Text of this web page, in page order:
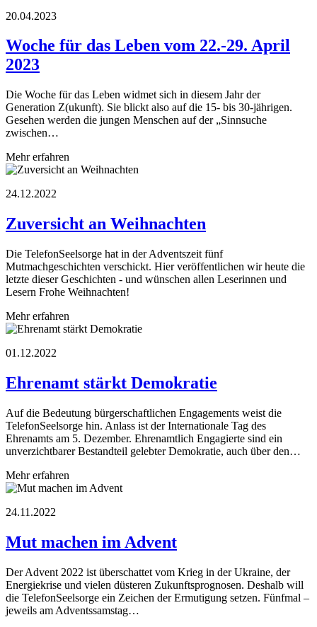
20.04.2023
Woche für das Leben vom 22.-29. April
2023
Die Woche für das Leben widmet sich in diesem Jahr der
Generation Z(ukunft). Sie blickt also auf die 15- bis 30-jährigen.
Gesehen werden die jungen Menschen auf der „Sinnsuche
zwischen…
Mehr erfahren
24.12.2022
Zuversicht an Weihnachten
Die TelefonSeelsorge hat in der Adventszeit fünf
Mutmachgeschichten verschickt. Hier veröffentlichen wir heute die
letzte dieser Geschichten - und wünschen allen Leserinnen und
Lesern Frohe Weihnachten!
Mehr erfahren
01.12.2022
Ehrenamt stärkt Demokratie
Auf die Bedeutung bürgerschaftlichen Engagements weist die
TelefonSeelsorge hin. Anlass ist der Internationale Tag des
Ehrenamts am 5. Dezember. Ehrenamtlich Engagierte sind ein
unverzichtbarer Bestandteil gelebter Demokratie, auch über den…
Mehr erfahren
24.11.2022
Mut machen im Advent
Der Advent 2022 ist überschattet vom Krieg in der Ukraine, der
Energiekrise und vielen düsteren Zukunftsprognosen. Deshalb will
die TelefonSeelsorge ein Zeichen der Ermutigung setzen. Fünfmal –
jeweils am Adventssamstag…